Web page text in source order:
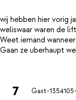
wij hebben hier vorig
weliswaar waren de
Weet iemand
Gaan ze uberhaupt
7 Gast-13541